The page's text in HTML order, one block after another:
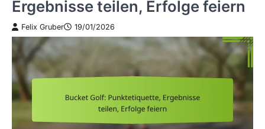
Ergebnisse teilen, Erfolge feiern
Felix Gruber 19/01/2026